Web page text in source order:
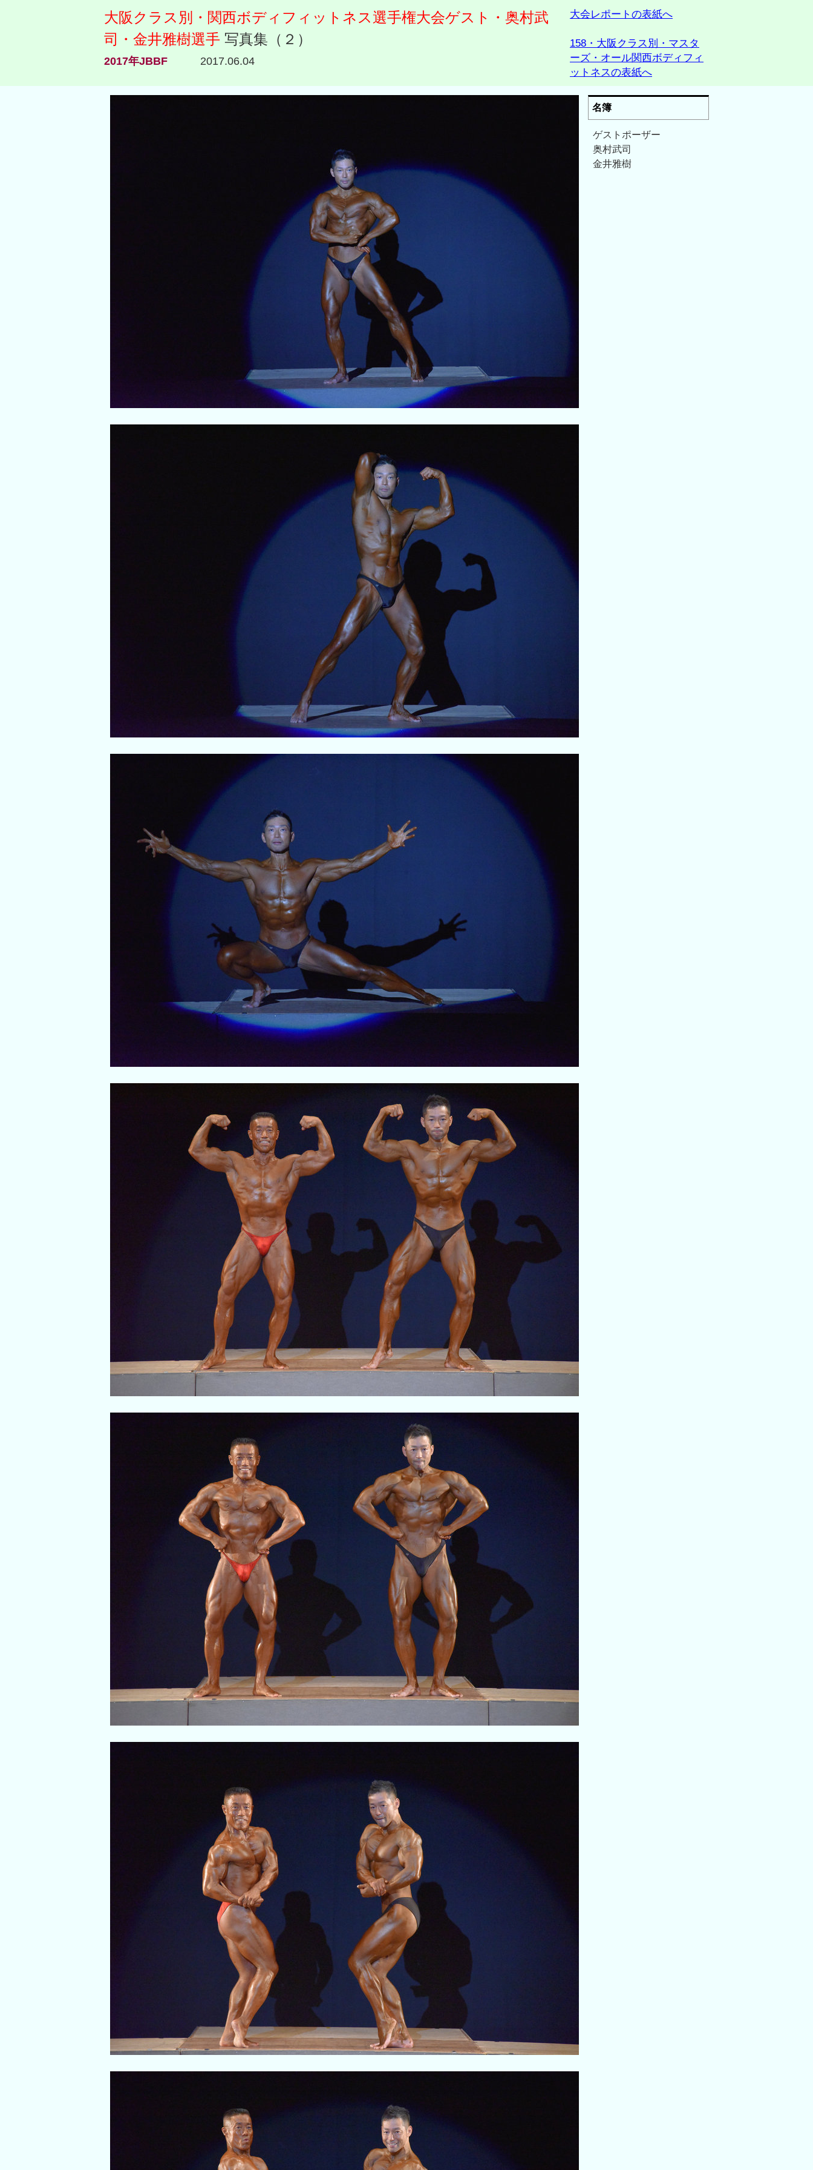
大阪クラス別・関西ボディフィットネス選手権大会ゲスト・奥村武
司・金井雅樹選手 写真集（２）
2017年JBBF 2017.06.04
大会レポートの表紙へ
158・大阪クラス別・マスタ
ーズ・オール関西ボディフィ
ットネスの表紙へ
名簿
ゲストポーザー
奥村武司
金井雅樹